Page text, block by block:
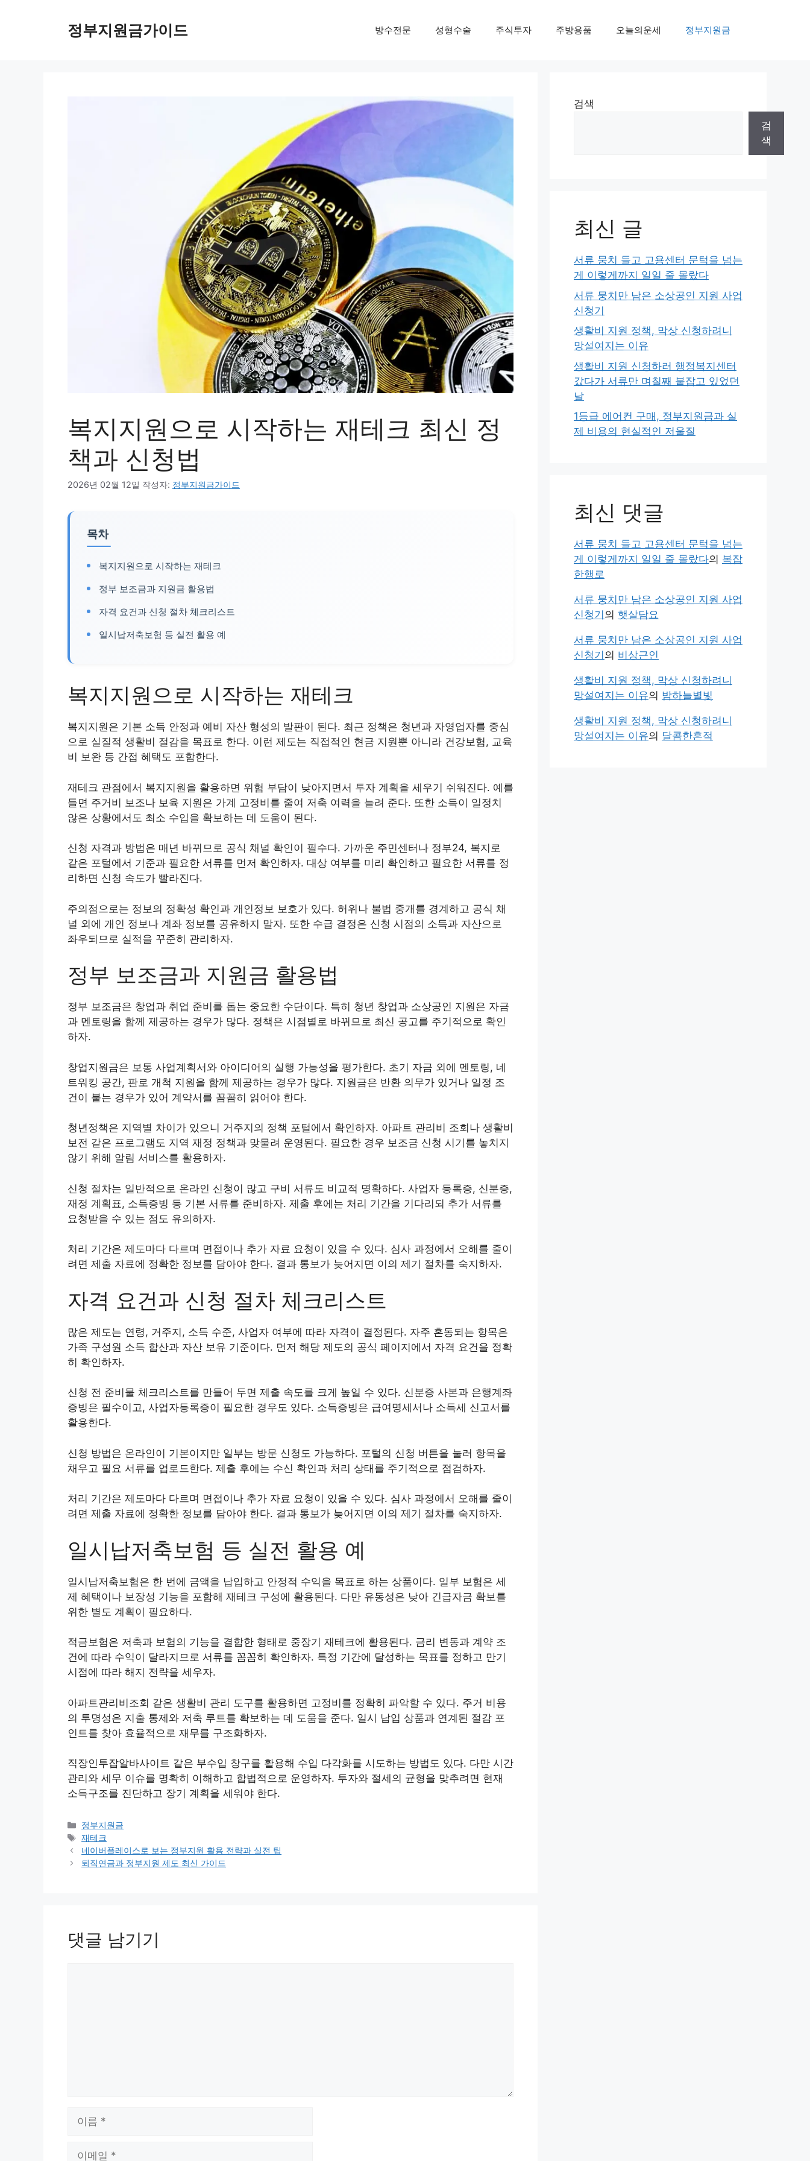
정부지원금가이드 방수전문 성형수술 주식투자 주방용품 오늘의운세 정부지원금
복지지원으로 시작하는 재테크 최신 정
책과 신청법
2026년 02월 12일 작성자: 정부지원금가이드
목차
복지지원으로 시작하는 재테크
정부 보조금과 지원금 활용법
자격 요건과 신청 절차 체크리스트
일시납저축보험 등 실전 활용 예
복지지원으로 시작하는 재테크
복지지원은 기본 소득 안정과 예비 자산 형성의 발판이 된다. 최근 정책은 청년과 자영업자를 중심
으로 실질적 생활비 절감을 목표로 한다. 이런 제도는 직접적인 현금 지원뿐 아니라 건강보험, 교육
비 보완 등 간접 혜택도 포함한다.
재테크 관점에서 복지지원을 활용하면 위험 부담이 낮아지면서 투자 계획을 세우기 쉬워진다. 예를
들면 주거비 보조나 보육 지원은 가계 고정비를 줄여 저축 여력을 늘려 준다. 또한 소득이 일정치
않은 상황에서도 최소 수입을 확보하는 데 도움이 된다.
신청 자격과 방법은 매년 바뀌므로 공식 채널 확인이 필수다. 가까운 주민센터나 정부24, 복지로
같은 포털에서 기준과 필요한 서류를 먼저 확인하자. 대상 여부를 미리 확인하고 필요한 서류를 정
리하면 신청 속도가 빨라진다.
주의점으로는 정보의 정확성 확인과 개인정보 보호가 있다. 허위나 불법 중개를 경계하고 공식 채
널 외에 개인 정보나 계좌 정보를 공유하지 말자. 또한 수급 결정은 신청 시점의 소득과 자산으로
좌우되므로 실적을 꾸준히 관리하자.
정부 보조금과 지원금 활용법
정부 보조금은 창업과 취업 준비를 돕는 중요한 수단이다. 특히 청년 창업과 소상공인 지원은 자금
과 멘토링을 함께 제공하는 경우가 많다. 정책은 시점별로 바뀌므로 최신 공고를 주기적으로 확인
하자.
창업지원금은 보통 사업계획서와 아이디어의 실행 가능성을 평가한다. 초기 자금 외에 멘토링, 네
트워킹 공간, 판로 개척 지원을 함께 제공하는 경우가 많다. 지원금은 반환 의무가 있거나 일정 조
건이 붙는 경우가 있어 계약서를 꼼꼼히 읽어야 한다.
청년정책은 지역별 차이가 있으니 거주지의 정책 포털에서 확인하자. 아파트 관리비 조회나 생활비
보전 같은 프로그램도 지역 재정 정책과 맞물려 운영된다. 필요한 경우 보조금 신청 시기를 놓치지
않기 위해 알림 서비스를 활용하자.
신청 절차는 일반적으로 온라인 신청이 많고 구비 서류도 비교적 명확하다. 사업자 등록증, 신분증,
재정 계획표, 소득증빙 등 기본 서류를 준비하자. 제출 후에는 처리 기간을 기다리되 추가 서류를
요청받을 수 있는 점도 유의하자.
처리 기간은 제도마다 다르며 면접이나 추가 자료 요청이 있을 수 있다. 심사 과정에서 오해를 줄이
려면 제출 자료에 정확한 정보를 담아야 한다. 결과 통보가 늦어지면 이의 제기 절차를 숙지하자.
자격 요건과 신청 절차 체크리스트
많은 제도는 연령, 거주지, 소득 수준, 사업자 여부에 따라 자격이 결정된다. 자주 혼동되는 항목은
가족 구성원 소득 합산과 자산 보유 기준이다. 먼저 해당 제도의 공식 페이지에서 자격 요건을 정확
히 확인하자.
신청 전 준비물 체크리스트를 만들어 두면 제출 속도를 크게 높일 수 있다. 신분증 사본과 은행계좌
증빙은 필수이고, 사업자등록증이 필요한 경우도 있다. 소득증빙은 급여명세서나 소득세 신고서를
활용한다.
신청 방법은 온라인이 기본이지만 일부는 방문 신청도 가능하다. 포털의 신청 버튼을 눌러 항목을
채우고 필요 서류를 업로드한다. 제출 후에는 수신 확인과 처리 상태를 주기적으로 점검하자.
처리 기간은 제도마다 다르며 면접이나 추가 자료 요청이 있을 수 있다. 심사 과정에서 오해를 줄이
려면 제출 자료에 정확한 정보를 담아야 한다. 결과 통보가 늦어지면 이의 제기 절차를 숙지하자.
일시납저축보험 등 실전 활용 예
일시납저축보험은 한 번에 금액을 납입하고 안정적 수익을 목표로 하는 상품이다. 일부 보험은 세
제 혜택이나 보장성 기능을 포함해 재테크 구성에 활용된다. 다만 유동성은 낮아 긴급자금 확보를
위한 별도 계획이 필요하다.
적금보험은 저축과 보험의 기능을 결합한 형태로 중장기 재테크에 활용된다. 금리 변동과 계약 조
건에 따라 수익이 달라지므로 서류를 꼼꼼히 확인하자. 특정 기간에 달성하는 목표를 정하고 만기
시점에 따라 해지 전략을 세우자.
아파트관리비조회 같은 생활비 관리 도구를 활용하면 고정비를 정확히 파악할 수 있다. 주거 비용
의 투명성은 지출 통제와 저축 루트를 확보하는 데 도움을 준다. 일시 납입 상품과 연계된 절감 포
인트를 찾아 효율적으로 재무를 구조화하자.
직장인투잡알바사이트 같은 부수입 창구를 활용해 수입 다각화를 시도하는 방법도 있다. 다만 시간
관리와 세무 이슈를 명확히 이해하고 합법적으로 운영하자. 투자와 절세의 균형을 맞추려면 현재
소득구조를 진단하고 장기 계획을 세워야 한다.
카
테
고
리
정부지원금
태
그
재테크
네이버플레이스로 보는 정부지원 활용 전략과 실전 팁
퇴직연금과 정부지원 제도 최신 가이드
댓글 남기기
검색
검
색
최신 글
서류 뭉치 들고 고용센터 문턱을 넘는
게 이렇게까지 일일 줄 몰랐다
서류 뭉치만 남은 소상공인 지원 사업
신청기
생활비 지원 정책, 막상 신청하려니
망설여지는 이유
생활비 지원 신청하러 행정복지센터
갔다가 서류만 며칠째 붙잡고 있었던
날
1등급 에어컨 구매, 정부지원금과 실
제 비용의 현실적인 저울질
최신 댓글
서류 뭉치 들고 고용센터 문턱을 넘는
게 이렇게까지 일일 줄 몰랐다의 복잡
한행로
서류 뭉치만 남은 소상공인 지원 사업
신청기 의 햇살담요
서류 뭉치만 남은 소상공인 지원 사업
신청기 의 비상근인
생활비 지원 정책, 막상 신청하려니
망설여지는 이유의 밤하늘별빛
생활비 지원 정책, 막상 신청하려니
망설여지는 이유의 달콤한흔적